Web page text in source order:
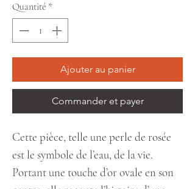
Quantité *
Ajouter au panier
Commander et payer
Cette pièce, telle une perle de rosée
est le symbole de l’eau, de la vie.
Portant une touche d’or ovale en son